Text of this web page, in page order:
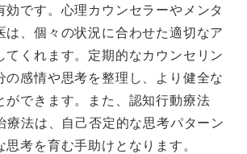
効です。心理カウンセラーやメンタ
は、個々の状況に合わせた適切なア
てくれます。定期的なカウンセリン
の感情や思考を整理し、より健全な
ができます。また、認知行動療法
療法は、自己否定的な思考パターン
考を育む手助けとなります。